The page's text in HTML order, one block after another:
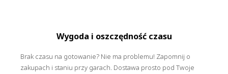
Wygoda i oszczędność czasu
Brak czasu na gotowanie? Nie ma problemu! Zapomnij o
zakupach i staniu przy garach. Dostawa prosto pod Twoje